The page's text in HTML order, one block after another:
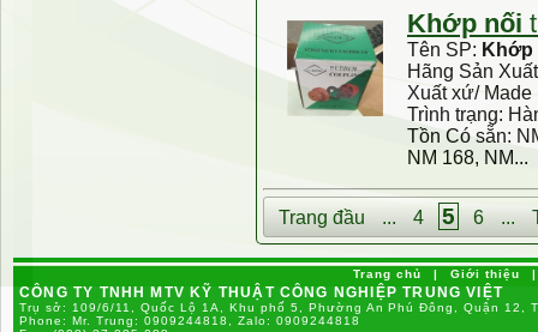
Khớp nối
Tên SP: Khớp
Hãng Sản
Xuất xứ/ Made
Trình trạng:
Tồn Có sẵn:
NM 168, NM...
Trang đầu ... 4 5 6 ...
Trang chủ | Giới thiệu |
CÔNG TY TNHH MTV KỸ THUẬT CÔNG NGHIỆP TRUNG VIỆT
Trụ sở: 109/6/11, Quốc Lộ 1A, Khu phố 5, Phường An Phú Đông, Quận 12,
Phone: Mr. Trung: 0909244818, Zalo: 0909244818